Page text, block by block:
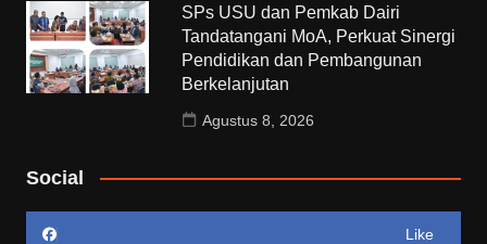
SPs USU dan Pemkab Dairi
Tandatangani MoA, Perkuat Sinergi
Pendidikan dan Pembangunan
Berkelanjutan
Agustus 8, 2026
Social
Like